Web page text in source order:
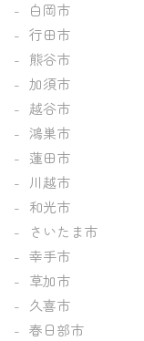
白岡市
行田市
熊谷市
加須市
越谷市
鴻巣市
蓮田市
川越市
和光市
さいたま市
幸手市
草加市
久喜市
春日部市